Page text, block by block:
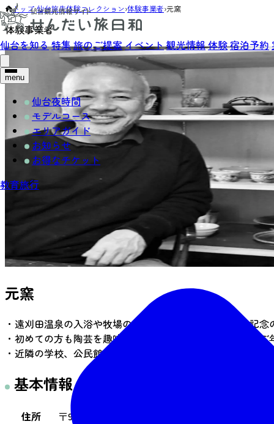
仙台を知る特集旅のご提案イベント観光情報体験宿泊予約
menu
仙台夜時間
モデルコース
エリアガイド
お知らせ
お得なチケット
教育旅行
トップ›仙台旅先体験コレクション›体験事業者›元窯
体験事業者
元窯
・遠刈田温泉の入浴や牧場の自然の満喫などと共に旅の記
・初めての方も陶芸を趣味とする方も、小さなお子様から
・近隣の学校、公民館、子ども会などへ出張陶芸体験も行い
基本情報
住所
〒989-0916 蔵王町遠刈田温泉逆川9－3